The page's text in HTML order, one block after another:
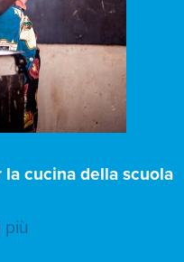
cucina della scuola
più